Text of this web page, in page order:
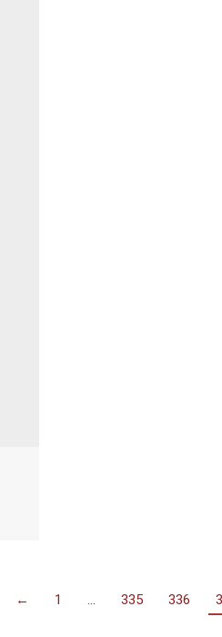
← 1 … 335 336